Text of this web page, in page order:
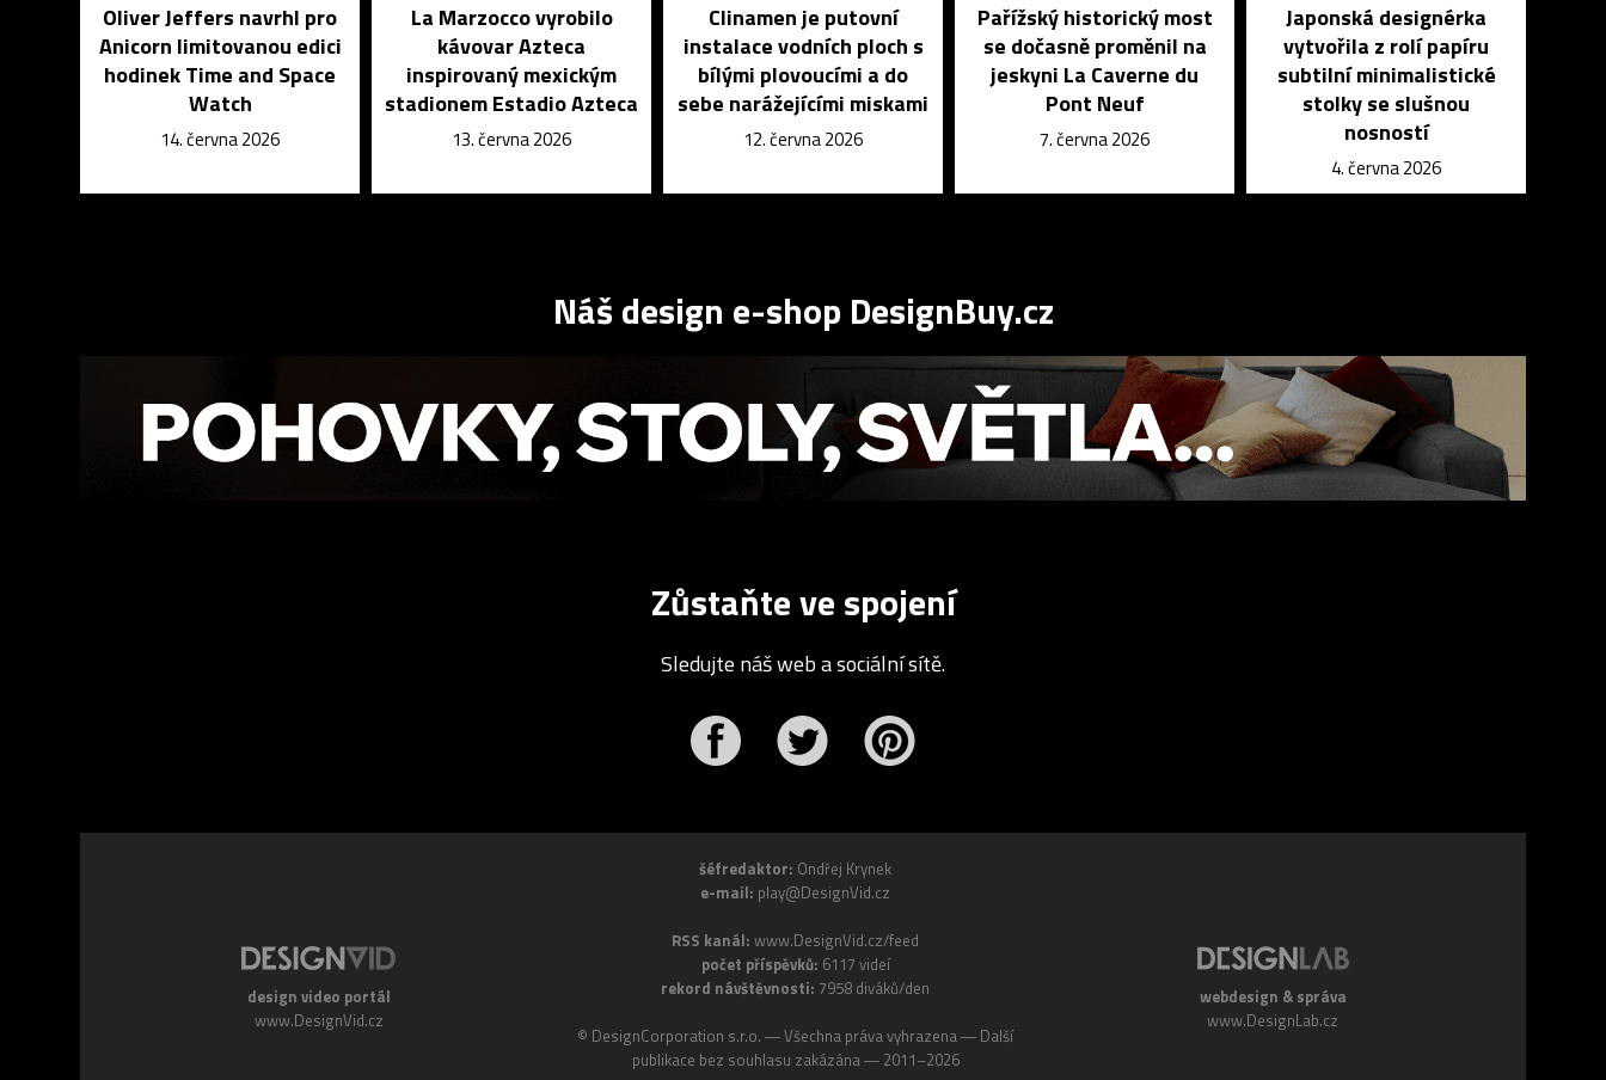
Oliver Jeffers navrhl pro
Anicorn limitovanou edici
hodinek Time and Space
Watch
14. června 2026
La Marzocco vyrobilo
kávovar Azteca
inspirovaný mexickým
stadionem Estadio Azteca
13. června 2026
Clinamen je putovní
instalace vodních ploch s
bílými plovoucími a do
sebe narážejícími miskami
12. června 2026
Pařížský historický most
se dočasně proměnil na
jeskyni La Caverne du
Pont Neuf
7. června 2026
Japonská designérka
vytvořila z rolí papíru
subtilní minimalistické
stolky se slušnou
nosností
4. června 2026
Náš design e-shop DesignBuy.cz
Zůstaňte ve spojení
Sledujte náš web a sociální sítě.
design video portál
www.DesignVid.cz
šéfredaktor: Ondřej Krynek
e-mail: play@DesignVid.cz
RSS kanál: www.DesignVid.cz/feed
počet příspěvků: 6117 videí
rekord návštěvnosti: 7958 diváků/den
© DesignCorporation s.r.o. ― Všechna práva vyhrazena ― Další
publikace bez souhlasu zakázána ― 2011–2026
webdesign & správa
www.DesignLab.cz